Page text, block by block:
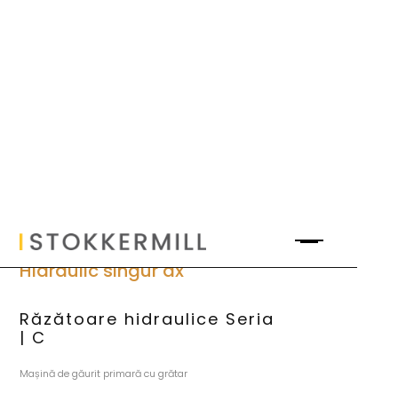
Hidraulic singur ax
Răzătoare hidraulice Seria
| C
Mașină de găurit primară cu grătar